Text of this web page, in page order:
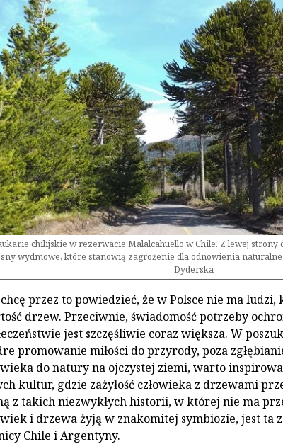
chilijskie w rezerwacie Malalcahuello w Chile. Z lewej
wydmowe, które stanowią zagrożenie dla odnowienia
Dyderska
przez to powiedzieć, że w Polsce nie ma ludzi,
drzew. Przeciwnie, świadomość potrzeby
jest szczęśliwie coraz większa. W
promowanie miłości do przyrody, poza
do natury na ojczystej ziemi, warto
kultur, gdzie zażyłość człowieka z drzewami
z takich niezwykłych historii, w której nie ma
i drzewa żyją w znakomitej symbiozie, jest ta
Chile i Argentyny.